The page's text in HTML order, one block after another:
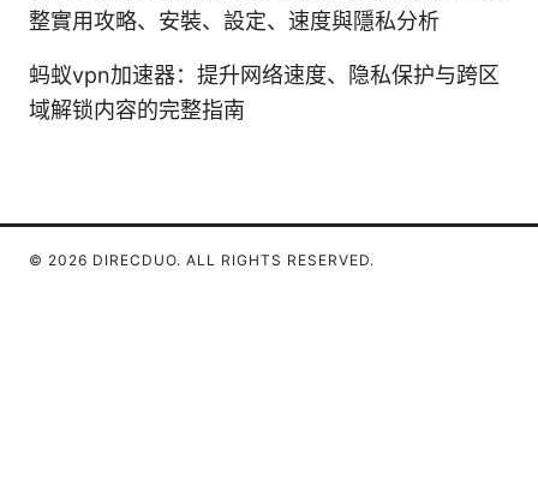
整實用攻略、安裝、設定、速度與隱私分析
蚂蚁vpn加速器：提升网络速度、隐私保护与跨区
域解锁内容的完整指南
© 2026 DIRECDUO. ALL RIGHTS RESERVED.